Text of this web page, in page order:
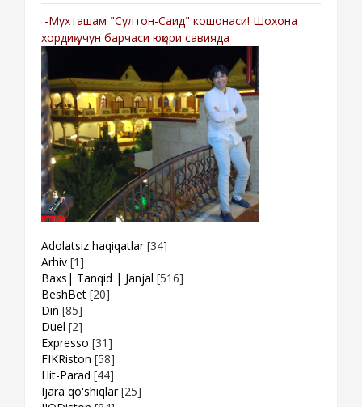
-Мухташам "Султон-Саид" кошонаси! Шохона
хордиқ учун барчаси юқори савияда
Adolatsiz haqiqatlar [34]
Arhiv [1]
Baxs| Tanqid | Janjal [516]
BeshBet [20]
Din [85]
Duel [2]
Expresso [31]
FIKRiston [58]
Hit-Parad [44]
Ijara qo'shiqlar [25]